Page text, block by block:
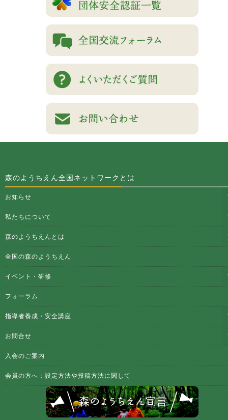
森のようちえん全国ネットワークとは
お知らせ
私たちについて
森のようちえんとは
全国の森のようちえん
イベント・研修
フォーラム
指導者養成・安全講座
お問合せ
入会のご案内
会員の方へ：設定方法や投稿方法に関して